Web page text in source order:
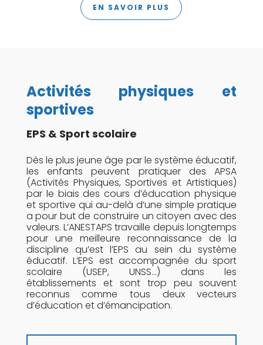
EN SAVOIR PLUS
Activités physiques et
sportives
EPS & Sport scolaire
Dès le plus jeune âge par le système éducatif,
les enfants peuvent pratiquer des APSA
(Activités Physiques, Sportives et Artistiques)
par le biais des cours d’éducation physique
et sportive qui au-delà d’une simple pratique
a pour but de construire un citoyen avec des
valeurs. L’ANESTAPS travaille depuis longtemps
pour une meilleure reconnaissance de la
discipline qu’est l’EPS au sein du système
éducatif. L’EPS est accompagnée du sport
scolaire (USEP, UNSS…) dans les
établissements et sont trop peu souvent
reconnus comme tous deux vecteurs
d’éducation et d’émancipation.